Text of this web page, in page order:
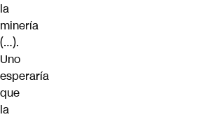
la
minería
(…).
Uno
esperaría
que
la